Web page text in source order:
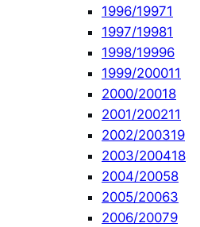
1996/19971
1997/19981
1998/19996
1999/200011
2000/20018
2001/200211
2002/200319
2003/200418
2004/20058
2005/20063
2006/20079